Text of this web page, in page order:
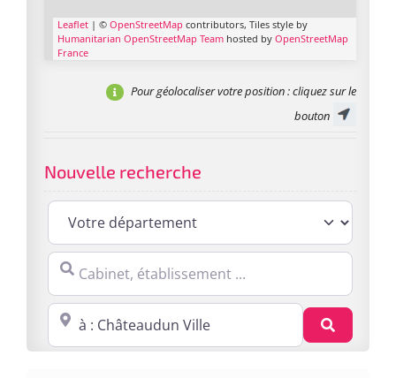
Leaflet | © OpenStreetMap contributors, Tiles style by
Humanitarian OpenStreetMap Team hosted by OpenStreetMap
France
Pour géolocaliser votre position: cliquez sur le
bouton
Nouvelle recherche
Cabinet, établissement ...
Proche de : ville, cp, lieu ...